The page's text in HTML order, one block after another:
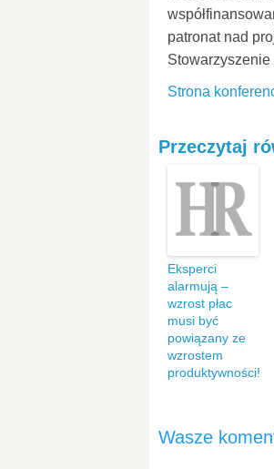
patronat nad
Strona
Przeczytaj
Eksperci
alarmują –
wzrost płac
musi być
powiązany ze
wzrostem
produktywności!
Wasze